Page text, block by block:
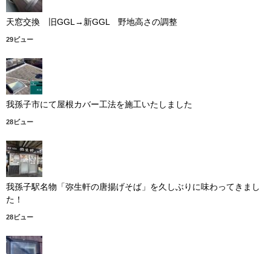
天窓交換 旧GGL→新GGL 野地高さの調整
29ビュー
我孫子市にて屋根カバー工法を施工いたしました
28ビュー
我孫子駅名物「弥生軒の唐揚げそば」を久しぶりに味わってきまし
た！
28ビュー